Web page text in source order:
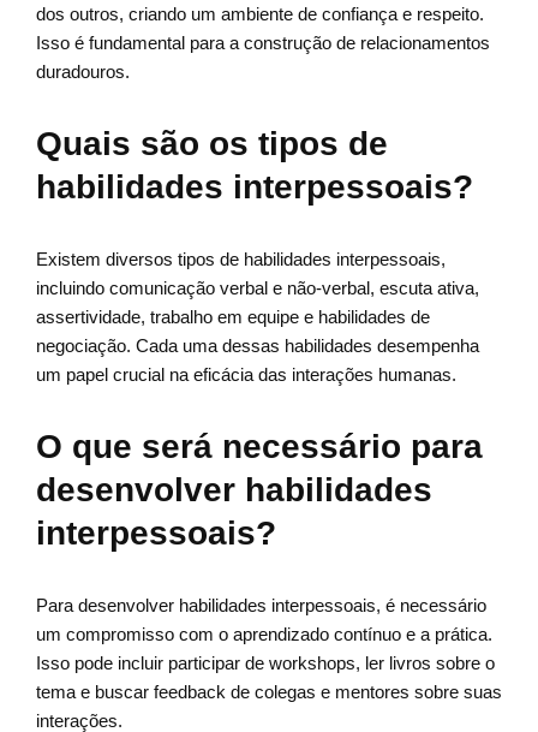
dos outros, criando um ambiente de confiança e respeito.
Isso é fundamental para a construção de relacionamentos
duradouros.
Quais são os tipos de
habilidades interpessoais?
Existem diversos tipos de habilidades interpessoais,
incluindo comunicação verbal e não-verbal, escuta ativa,
assertividade, trabalho em equipe e habilidades de
negociação. Cada uma dessas habilidades desempenha
um papel crucial na eficácia das interações humanas.
O que será necessário para
desenvolver habilidades
interpessoais?
Para desenvolver habilidades interpessoais, é necessário
um compromisso com o aprendizado contínuo e a prática.
Isso pode incluir participar de workshops, ler livros sobre o
tema e buscar feedback de colegas e mentores sobre suas
interações.